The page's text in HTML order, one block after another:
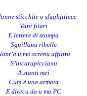
sticchite o sfughjiticce
Vani filari
E lettere di stampa
Sguillanu ribelle
u mo screnu afflittu
S’incarapiccianu
A stanti mei
Cum’è una armata
E direcu da u mo PC